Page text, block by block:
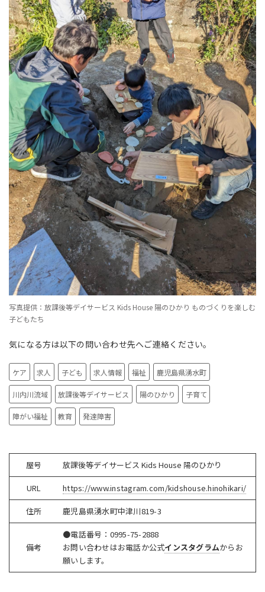
写真提供：放課後等デイサービス Kids House 陽のひかり ものづくりを楽しむ
子どもたち
気になる方は以下の問い合わせ先へご連絡ください。
ケア 求人 子ども 求人情報 福祉 鹿児島県湧水町
川内川流域 放課後等デイサービス 陽のひかり 子育て
障がい福祉 教育 発達障害
屋号 放課後等デイサービス Kids House 陽のひかり
URL https://www.instagram.com/kidshouse.hinohikari/
住所 鹿児島県湧水町中津川819-3
備考
●電話番号： 0995-75-2888
お問い合わせはお電話か公式インスタグラムからお
願いします。